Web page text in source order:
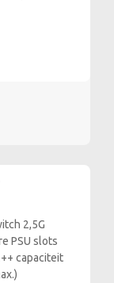
2,5G
PSU slots
capaciteit